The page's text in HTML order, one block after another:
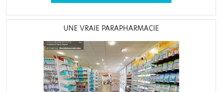
UNE VRAIE PARAPHARMACIE